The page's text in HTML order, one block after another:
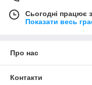
Сьогодні працює
Показати весь
Про нас
Контакти